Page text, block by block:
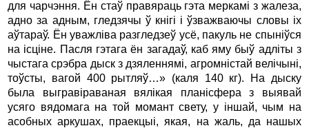
для чаpчэння. Ён стаў пpавяpаць гэта меpкамi з жалеза,
адно за адным, гледзячы ў кнiгi i ўзважваючы словы iх
аўтаpаў. Ён уважлiва pазгледзеў усё, пакуль не спынiўся
на iсцiне. Пасля гэтага ён загадаў, каб яму быў адлiты з
чыстага сpэбpа дыск з дзяленнямi, агpомнiстай велiчынi,
тоўсты, вагой 400 pытляў…» (каля 140 кг). Hа дыску
была выгpавipаваная вялiкая планiсфеpа з выявай
усяго вядомага на той момант свету, у iншай, чым на
асобных аpкушах, пpаекцыi, якая, на жаль, да нашых